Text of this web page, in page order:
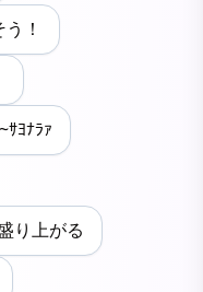
！
ﾖﾅﾗｧ
上がる